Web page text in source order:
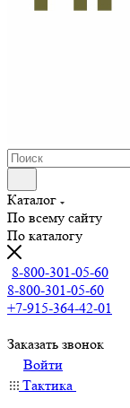
Каталог
По всему сайту
По каталогу
8-800-301-05-60
8-800-301-05-60
+7-915-364-42-01
Заказать звонок
Войти
Тактика